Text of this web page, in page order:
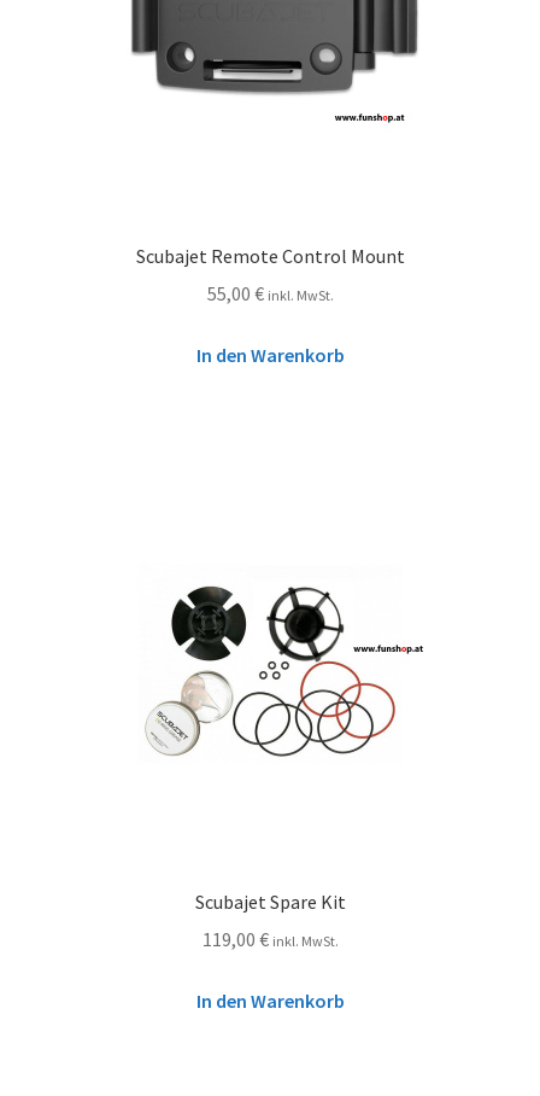
Scubajet Remote Control Mount
55,00 € inkl. MwSt.
In den Warenkorb
Scubajet Spare Kit
119,00 € inkl. MwSt.
In den Warenkorb